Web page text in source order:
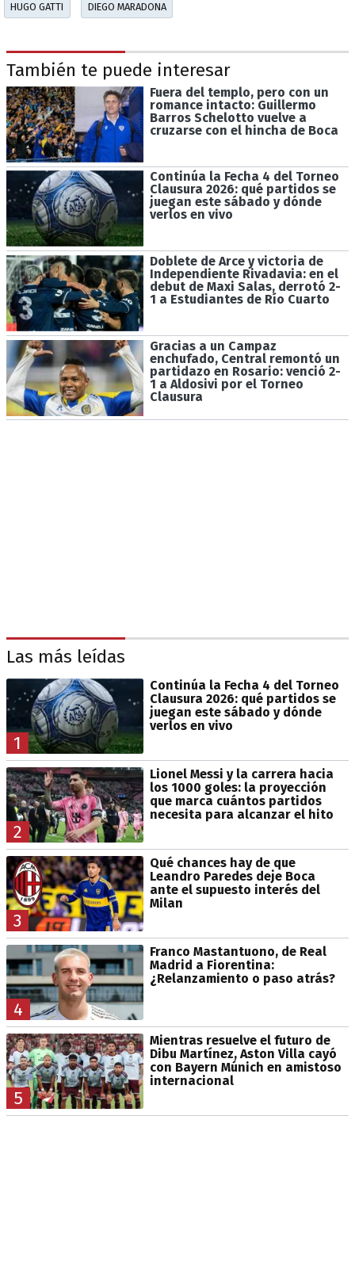
HUGO GATTI DIEGO MARADONA
También te puede interesar
Fuera del templo, pero con un
romance intacto: Guillermo
Barros Schelotto vuelve a
cruzarse con el hincha de Boca
Continúa la Fecha 4 del Torneo
Clausura 2026: qué partidos se
juegan este sábado y dónde
verlos en vivo
Doblete de Arce y victoria de
Independiente Rivadavia: en el
debut de Maxi Salas, derrotó 2-
1 a Estudiantes de Río Cuarto
Gracias a un Campaz
enchufado, Central remontó un
partidazo en Rosario: venció 2-
1 a Aldosivi por el Torneo
Clausura
Las más leídas
1
Continúa la Fecha 4 del Torneo
Clausura 2026: qué partidos se
juegan este sábado y dónde
verlos en vivo
2
Lionel Messi y la carrera hacia
los 1000 goles: la proyección
que marca cuántos partidos
necesita para alcanzar el hito
3
Qué chances hay de que
Leandro Paredes deje Boca
ante el supuesto interés del
Milan
4
Franco Mastantuono, de Real
Madrid a Fiorentina:
¿Relanzamiento o paso atrás?
5
Mientras resuelve el futuro de
Dibu Martínez, Aston Villa cayó
con Bayern Múnich en amistoso
internacional